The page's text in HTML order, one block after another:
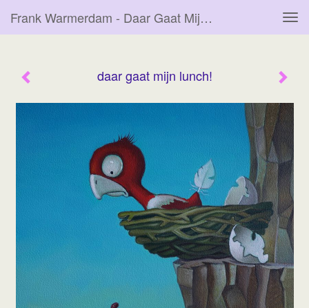
Frank Warmerdam - Daar Gaat Mijn Lunch!
daar gaat mijn lunch!